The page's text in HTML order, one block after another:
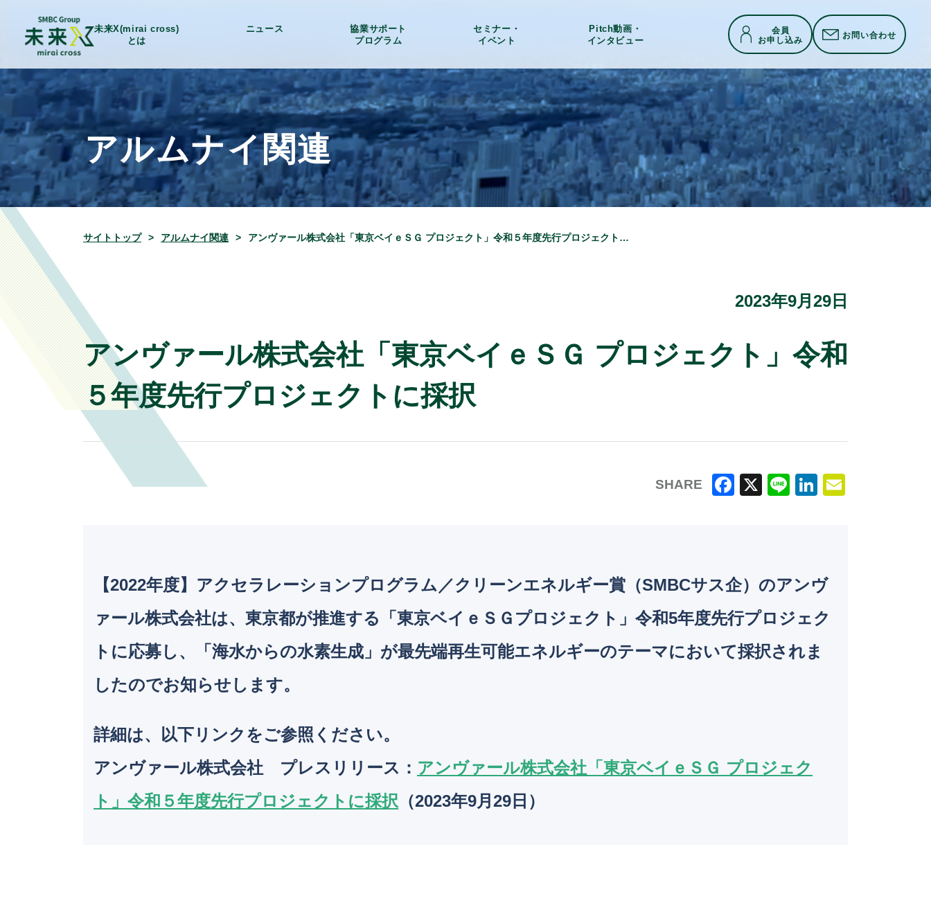
未来X(mirai cross)
とは
ニュース
協業サポート
プログラム
セミナー・
イベント
Pitch動画・
インタビュー
会員
お申し込み お問い合わせ
アルムナイ関連
サイトトップ アルムナイ関連 アンヴァール株式会社「東京ベイｅＳＧ プロジェクト」令和５年度先行プロジェクトに採択
2023年9月29日
アンヴァール株式会社「東京ベイｅＳＧ プロジェクト」令和
５年度先行プロジェクトに採択
SHARE
e
b
o
o
k
dI
n
【2022年度】アクセラレーションプログラム／クリーンエネルギー賞（SMBCサス企）のアンヴ
ァール株式会社は、東京都が推進する「東京ベイｅＳＧプロジェクト」令和5年度先行プロジェク
トに応募し、「海水からの水素生成」が最先端再生可能エネルギーのテーマにおいて採択されま
したのでお知らせします。
詳細は、以下リンクをご参照ください。
アンヴァール株式会社 プレスリリース ： アンヴァール株式会社「東京ベイｅＳＧ プロジェク
ト」令和５年度先行プロジェクトに採択 （2023年9月29日）